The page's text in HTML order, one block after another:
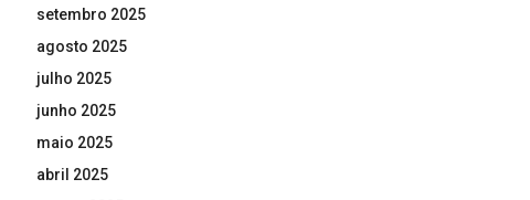
setembro 2025
agosto 2025
julho 2025
junho 2025
maio 2025
abril 2025